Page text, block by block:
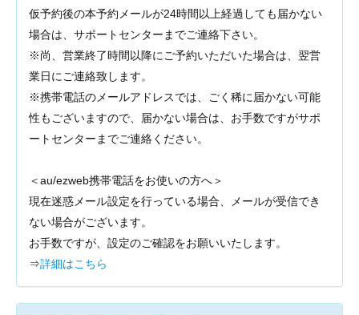
仮予約後の本予約メールが24時間以上経過しても届かない
場合は、サポートセンターまでご連絡下さい。
※尚、営業終了時間以降にご予約いただいた場合は、翌営
業日にご連絡致します。
※携帯電話のメールアドレスでは、ごく稀に届かない可能
性もございますので、届かない場合は、お手数ですがサポ
ートセンターまでご連絡ください。
＜au/ezweb携帯電話をお使いの方へ＞
現在迷惑メール設定を行っている場合、メールが受信でき
ない場合がございます。
お手数ですが、設定のご確認をお願いいたします。
⇒詳細はこちら